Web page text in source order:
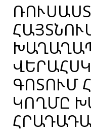
ԳՈՏՈՒՄ
ԿՈՂՄԸ